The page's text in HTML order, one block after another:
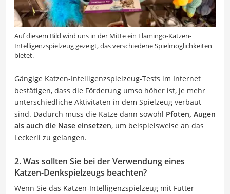
Auf diesem Bild wird uns in der Mitte ein Flamingo-Katzen-
Intelligenzspielzeug gezeigt, das verschiedene Spielmöglichkeiten
bietet.
Gängige Katzen-Intelligenzspielzeug-Tests im Internet
bestätigen, dass die Förderung umso höher ist, je mehr
unterschiedliche Aktivitäten in dem Spielzeug verbaut
sind. Dadurch muss die Katze dann sowohl Pfoten, Augen
als auch die Nase einsetzen, um beispielsweise an das
Leckerli zu gelangen.
2. Was sollten Sie bei der Verwendung eines
Katzen-Denkspielzeugs beachten?
Wenn Sie das Katzen-Intelligenzspielzeug mit Futter